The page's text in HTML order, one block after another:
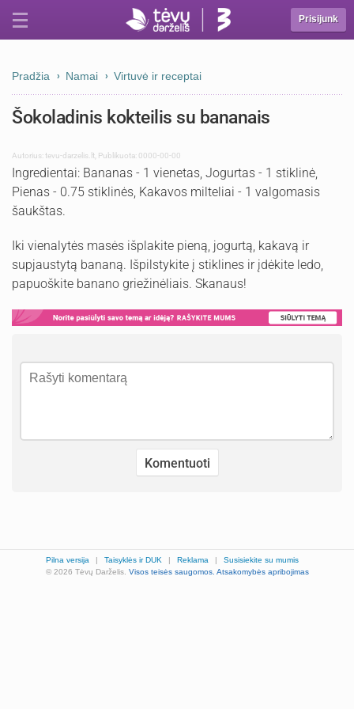
Prisijunk
Pradžia Namai Virtuvė ir receptai
Šokoladinis kokteilis su bananais
Autorius:tevu-darzelis.lt Publikuota: 0000-00-00
Ingredientai: Bananas - 1 vienetas, Jogurtas - 1 stiklinė,
Pienas - 0.75 stiklinės, Kakavos milteliai - 1 valgomasis
šaukštas.
Iki vienalytės masės išplakite pieną, jogurtą, kakavą ir
supjaustytą bananą. Išpilstykite į stiklines ir įdėkite ledo,
papuoškite banano griežinėliais. Skanaus!
Pilna versija | Taisyklės ir DUK | Reklama |
Susisiekite su mumis
© 2026 Tėvų Darželis. Visos teisės saugomos. Atsakomybės apribojimas